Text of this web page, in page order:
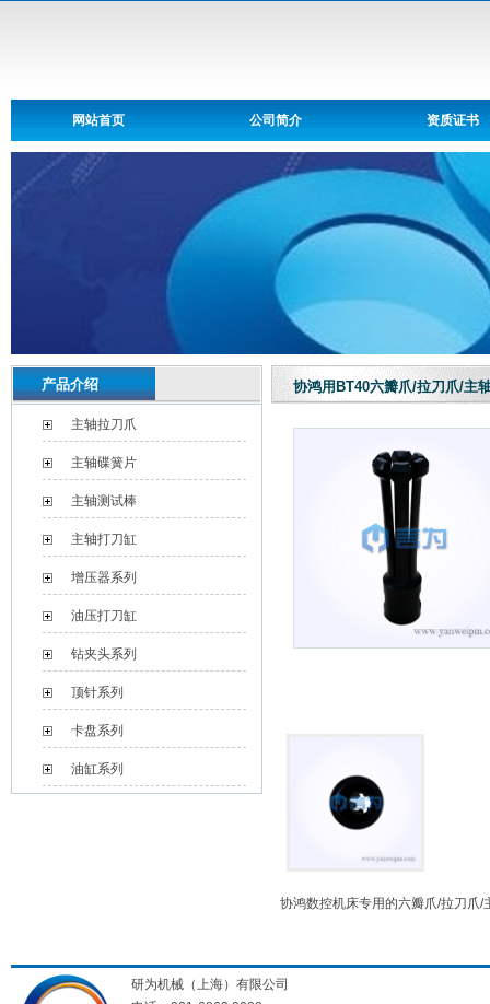
网站首页 公司简介 资质证书
协鸿用BT40六瓣爪/拉刀爪/主
协鸿数控机床专用的六瓣爪/拉刀爪/
产品介绍
主轴拉刀爪
主轴碟簧片
主轴测试棒
主轴打刀缸
增压器系列
油压打刀缸
钻夹头系列
顶针系列
卡盘系列
油缸系列
研为机械（上海）有限公司